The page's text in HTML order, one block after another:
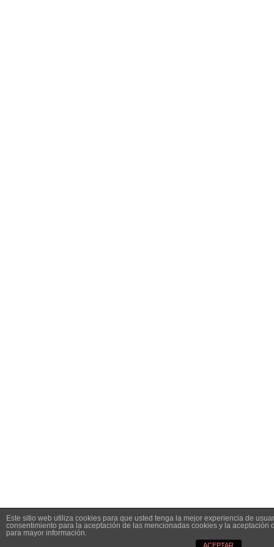
Este sitio web utiliza cookies para que usted tenga la mejor experiencia de
consentimiento para la aceptación de las mencionadas cookies y la aceptación
para mayor información.
ACEPTAR